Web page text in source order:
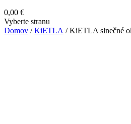
0,00 €
Vyberte stranu
Domov /KiETLA / KiETLA slnečné